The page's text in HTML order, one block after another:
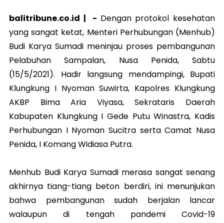
balitribune.co.id | - Dengan protokol kesehatan
yang sangat ketat, Menteri Perhubungan (Menhub)
Budi Karya Sumadi meninjau proses pembangunan
Pelabuhan Sampalan, Nusa Penida, Sabtu
(15/5/2021). Hadir langsung mendampingi, Bupati
Klungkung I Nyoman Suwirta, Kapolres Klungkung
AKBP Bima Aria Viyasa, Sekrataris Daerah
Kabupaten Klungkung I Gede Putu Winastra, Kadis
Perhubungan I Nyoman Sucitra serta Camat Nusa
Penida, I Komang Widiasa Putra.
Menhub Budi Karya Sumadi merasa sangat senang
akhirnya tiang-tiang beton berdiri, ini menunjukan
bahwa pembangunan sudah berjalan lancar
walaupun di tengah pandemi Covid-19